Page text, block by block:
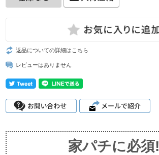
返品についての詳細はこちら
レビューはありません
家パチに必須!